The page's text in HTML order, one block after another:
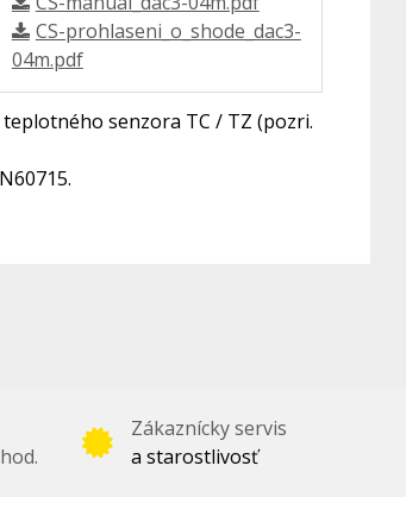
CS-prohlaseni_o_shode_dac3-
04m.pdf
senzora TC / TZ (pozri.
Zákaznícky servis
a starostlivosť